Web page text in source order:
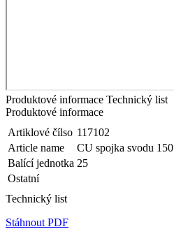
Produktové informace Technický list
Produktové informace
Artiklové čílso 117102
Article name
CU spojka svodu 150
Balící jednotka 25
Ostatní
Technický list
Stáhnout PDF